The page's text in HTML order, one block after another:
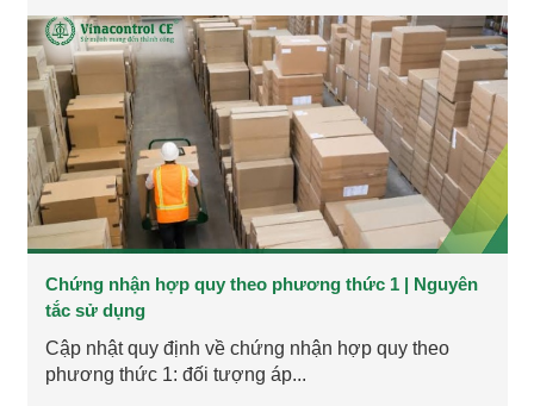
Chứng nhận hợp quy theo phương thức 1 | Nguyên
tắc sử dụng
Cập nhật quy định về chứng nhận hợp quy theo
phương thức 1: đối tượng áp...